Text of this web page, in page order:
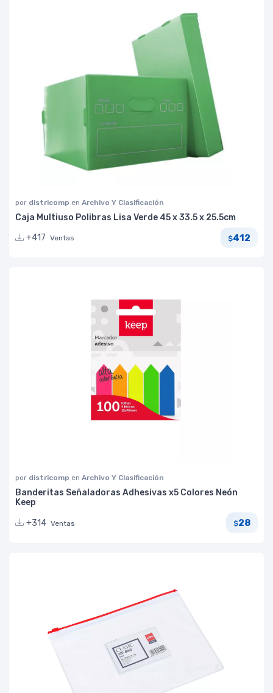
por districomp en Archivo Y Clasificación
Caja Multiuso Polibras Lisa Verde 45 x 33.5 x 25.5cm
+417 Ventas $412
por districomp en Archivo Y Clasificación
Banderitas Señaladoras Adhesivas x5 Colores Neón
Keep
+314 Ventas $28